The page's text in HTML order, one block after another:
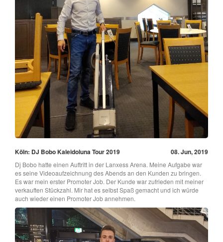
Köln: DJ Bobo Kaleidoluna Tour 2019 08. Jun, 2019
Dj Bobo hatte einen Auftritt in der Lanxess Arena. Meine Aufgabe war
es seine Videoaufzeichnung des Abends an den Kunden zu bringen.
Es war mein erster Promoter Job. Der Kunde war zufrieden mit meiner
verkauften Stückzahl. Mir hat es selbst Spaß gemacht und ich würde
auch wieder einen Promoter Job annehmen.